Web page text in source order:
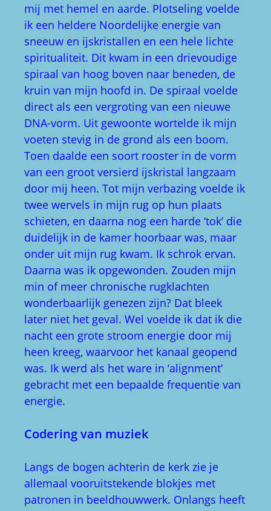
mij met hemel en aarde. Plotseling voelde
ik een heldere Noordelijke energie van
sneeuw en ijskristallen en een hele lichte
spiritualiteit. Dit kwam in een drievoudige
spiraal van hoog boven naar beneden, de
kruin van mijn hoofd in. De spiraal voelde
direct als een vergroting van een nieuwe
DNA-vorm. Uit gewoonte wortelde ik mijn
voeten stevig in de grond als een boom.
Toen daalde een soort rooster in de vorm
van een groot versierd ijskristal langzaam
door mij heen. Tot mijn verbazing voelde ik
twee wervels in mijn rug op hun plaats
schieten, en daarna nog een harde ‘tok’ die
duidelijk in de kamer hoorbaar was, maar
onder uit mijn rug kwam. Ik schrok ervan.
Daarna was ik opgewonden. Zouden mijn
min of meer chronische rugklachten
wonderbaarlijk genezen zijn? Dat bleek
later niet het geval. Wel voelde ik dat ik die
nacht een grote stroom energie door mij
heen kreeg, waarvoor het kanaal geopend
was. Ik werd als het ware in ‘alignment’
gebracht met een bepaalde frequentie van
energie.
Codering van muziek
Langs de bogen achterin de kerk zie je
allemaal vooruitstekende blokjes met
patronen in beeldhouwwerk. Onlangs heeft